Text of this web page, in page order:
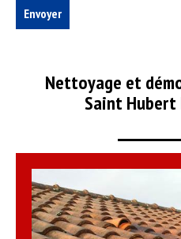
Nettoyage et
Saint Hubert